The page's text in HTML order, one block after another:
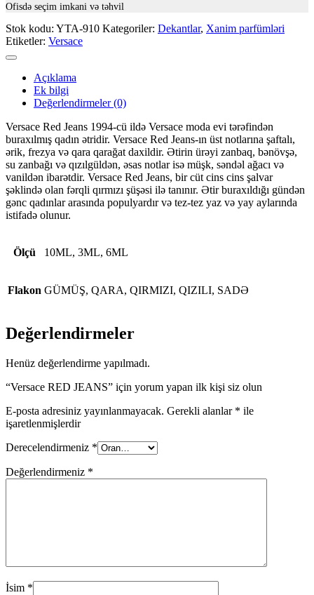
Ofisdə seçim imkani və təhvil
Stok kodu: YTA-910 Kategoriler: Dekantlar, Xanim parfümləri
Etiketler: Versace
Açıklama
Ek bilgi
Değerlendirmeler (0)
Versace Red Jeans 1994-cü ildə Versace moda evi tərəfindən
buraxılmış qadın ətridir. Versace Red Jeans-ın üst notlarına şaftalı,
ərik, frezya və qara qarağat daxildir. Ətirin ürəyi zanbaq, bənövşə,
su zanbağı və qızılgüldən, əsas notlar isə müşk, səndəl ağacı və
vanildən ibarətdir. Versace Red Jeans, bir cüt cins cins şalvar
şəklində olan fərqli qırmızı şüşəsi ilə tanınır. Ətir buraxıldığı gündən
gənc qadınlar arasında populyardır və tez-tez yaz və yay aylarında
istifadə olunur.
Ölçü 10ML, 3ML, 6ML
Flakon GÜMÜŞ, QARA, QIRMIZI, QIZILI, SADƏ
Değerlendirmeler
Henüz değerlendirme yapılmadı.
“Versace RED JEANS” için yorum yapan ilk kişi siz olun
E-posta adresiniz yayınlanmayacak. Gerekli alanlar * ile
işaretlenmişlerdir
Derecelendirmeniz *
Değerlendirmeniz *
İsim *